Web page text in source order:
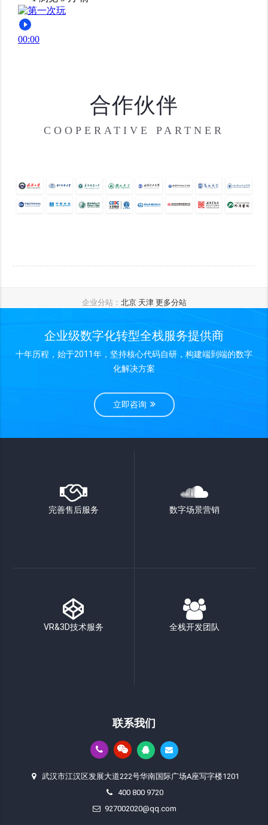
合作伙伴
COOPERATIVE PARTNER
企业分站： 北京 天津 更多分站
企业级数字化转型全栈服务提供商
十年历程，始于2011年，坚持核心代码自研，构建端到端的数字
化解决方案
立即咨询
完善售后服务 数字场景营销
VR&3D技术服务 全栈开发团队
联系我们
武汉市江汉区发展大道222号华南国际广场A座写字楼1201
400 800 9720
927002020@qq.com